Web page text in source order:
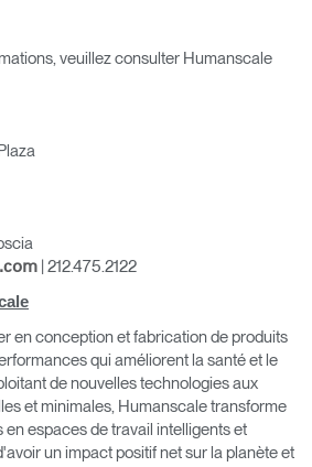
veuillez consulter Humanscale
| 212.475.2122
en conception et fabrication de produits
qui améliorent la santé et le
de nouvelles technologies aux
et minimales, Humanscale transforme
espaces de travail intelligents et
un impact positif net sur la planète et